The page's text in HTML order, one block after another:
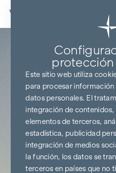
Ir al contenido
protección
Este sitio web utiliza
para procesar
datos personales. El
integración de
elementos de terceros,
estadística, publicidad
integración de medios
la función, los datos se
terceros en países que no